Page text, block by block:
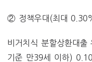
② 정책우대(최대
비거치식 분할상환대
기준 만39세 이하)